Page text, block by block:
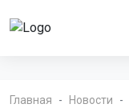
Главная Новости